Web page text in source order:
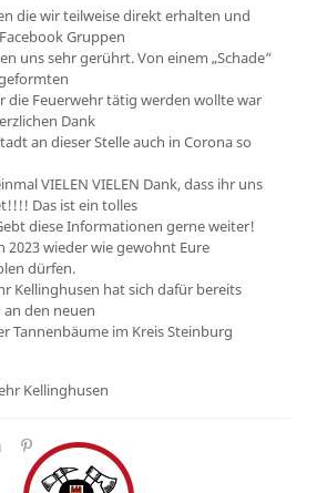
die wir teilweise direkt erhalten und
Gruppen
uns sehr gerührt. Von einem „Schade“
die Feuerwehr tätig werden wollte war
Dank
an dieser Stelle auch in Corona so
VIELEN VIELEN Dank, dass ihr uns
Das ist ein tolles
diese Informationen gerne weiter!
2023 wieder wie gewohnt Eure
dürfen.
Kellinghusen hat sich dafür bereits
den neuen
Tannenbäume im Kreis Steinburg
Kellinghusen